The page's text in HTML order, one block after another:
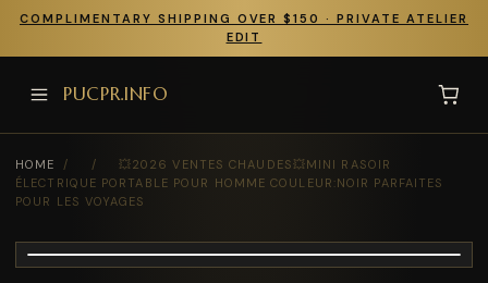
COMPLIMENTARY SHIPPING OVER $150 · PRIVATE ATELIER
EDIT
PUCPR.INFO
HOME / /
💥2026 VENTES CHAUDES💥MINI RASOIR
ÉLECTRIQUE PORTABLE POUR HOMME COULEUR:NOIR PARFAITES
POUR LES VOYAGES